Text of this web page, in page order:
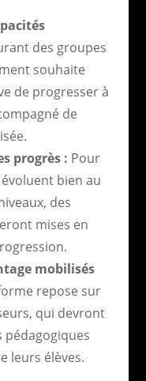
des groupes
souhaite
de progresser à
de
progrès : Pour
évoluent bien au
des
mises en
mobilisés
repose sur
qui devront
leurs élèves.